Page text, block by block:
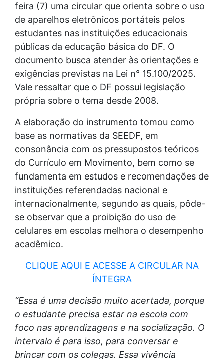
feira (7) uma circular que orienta sobre o uso
de aparelhos eletrônicos portáteis pelos
estudantes nas instituições educacionais
públicas da educação básica do DF. O
documento busca atender às orientações e
exigências previstas na Lei n° 15.100/2025.
Vale ressaltar que o DF possui legislação
própria sobre o tema desde 2008.
A elaboração do instrumento tomou como
base as normativas da SEEDF, em
consonância com os pressupostos teóricos
do Currículo em Movimento, bem como se
fundamenta em estudos e recomendações de
instituições referendadas nacional e
internacionalmente, segundo as quais, pôde-
se observar que a proibição do uso de
celulares em escolas melhora o desempenho
acadêmico.
CLIQUE AQUI E ACESSE A CIRCULAR NA
ÍNTEGRA
“Essa é uma decisão muito acertada, porque
o estudante precisa estar na escola com
foco nas aprendizagens e na socialização. O
intervalo é para isso, para conversar e
brincar com os colegas. Essa vivência